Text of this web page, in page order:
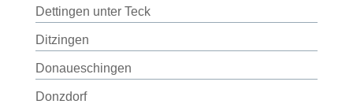
Dettingen unter Teck
Ditzingen
Donaueschingen
Donzdorf